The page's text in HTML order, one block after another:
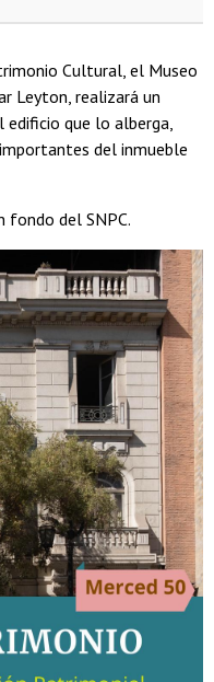
Cultural, el Museo
Leyton, realizará un
que lo alberga,
del inmueble
fondo del SNPC.